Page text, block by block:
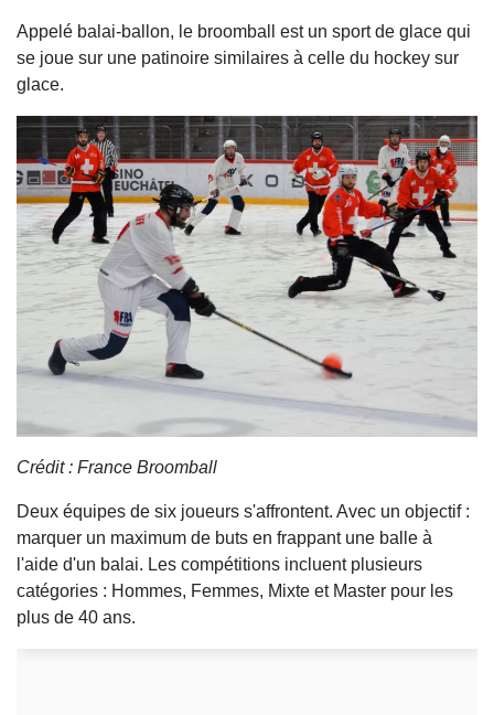
Appelé balai-ballon, le broomball est un sport de glace qui
se joue sur une patinoire similaires à celle du hockey sur
glace.
Crédit : France Broomball
Deux équipes de six joueurs s'affrontent. Avec un objectif :
marquer un maximum de buts en frappant une balle à
l'aide d'un balai. Les compétitions incluent plusieurs
catégories : Hommes, Femmes, Mixte et Master pour les
plus de 40 ans.